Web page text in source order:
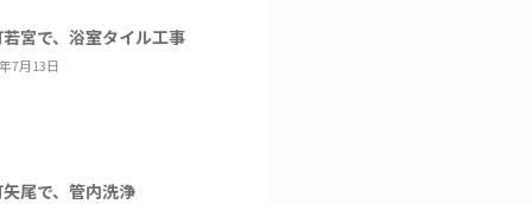
宮で、浴室タイル工事
7月13日
尾で、管内洗浄